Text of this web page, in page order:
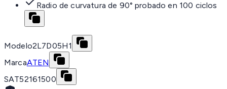
Radio de curvatura de 90° probado en 100 ciclos
Modelo2L7D05H1
MarcaATEN
SAT52161500